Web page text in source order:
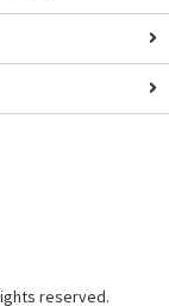
reserved.